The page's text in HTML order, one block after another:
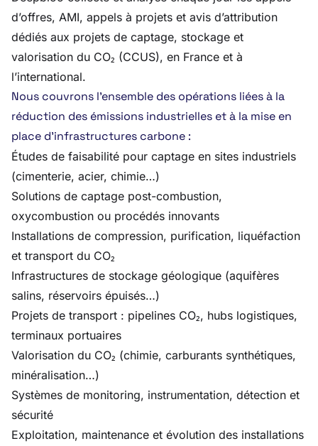
d’offres, AMI, appels à projets et avis d’attribution
dédiés aux projets de captage, stockage et
valorisation du CO₂ (CCUS), en France et à
l’international.
Nous couvrons l’ensemble des opérations liées à la
réduction des émissions industrielles et à la mise en
place d’infrastructures carbone :
Études de faisabilité pour captage en sites industriels
(cimenterie, acier, chimie…)
Solutions de captage post-combustion,
oxycombustion ou procédés innovants
Installations de compression, purification, liquéfaction
et transport du CO₂
Infrastructures de stockage géologique (aquifères
salins, réservoirs épuisés…)
Projets de transport : pipelines CO₂, hubs logistiques,
terminaux portuaires
Valorisation du CO₂ (chimie, carburants synthétiques,
minéralisation…)
Systèmes de monitoring, instrumentation, détection et
sécurité
Exploitation, maintenance et évolution des installations